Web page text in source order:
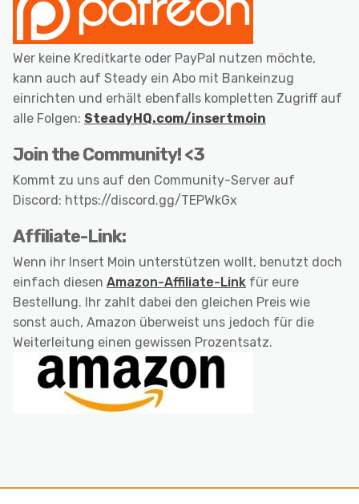
Wer keine Kreditkarte oder PayPal nutzen möchte,
kann auch auf Steady ein Abo mit Bankeinzug
einrichten und erhält ebenfalls kompletten Zugriff auf
alle Folgen: SteadyHQ.com/insertmoin
Join the Community! <3
Kommt zu uns auf den Community-Server auf
Discord: https://discord.gg/TEPWkGx
Affiliate-Link:
Wenn ihr Insert Moin unterstützen wollt, benutzt doch
einfach diesen Amazon-Affiliate-Link für eure
Bestellung. Ihr zahlt dabei den gleichen Preis wie
sonst auch, Amazon überweist uns jedoch für die
Weiterleitung einen gewissen Prozentsatz.